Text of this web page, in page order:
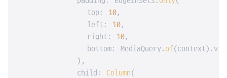
              top:
10,
              left:
10,
              right:
10,
              bottom: MediaQuery.
of
            ),
            child:
Column(